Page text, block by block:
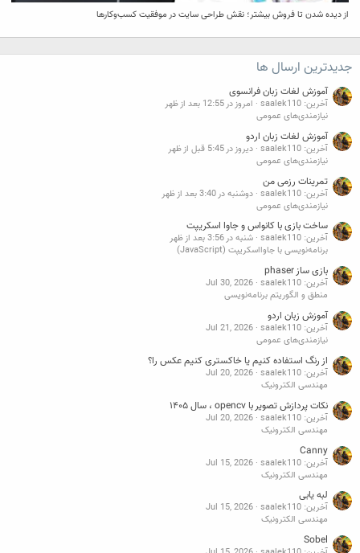
از دیده شدن تا فروش بیشتر؛ نقش طراحی سایت در موفقیت کسب‌وکارها
جدیدترین ارسال ها
آموزش لغات زبان فرانسوی
آخرین: saalek110
امروز در 12:55 بعد از ظهر
نیازمندی‌های عمومی
آموزش لغات زبان اردو
آخرین: saalek110
دیروز در 5:45 قبل از ظهر
نیازمندی‌های عمومی
تمرینات رزمی من
آخرین: saalek110
دوشنبه در 3:40 بعد از ظهر
نیازمندی‌های عمومی
ساخت بازی با کانواس و جاوا اسکریپت
آخرین: saalek110
شنبه در 3:56 بعد از ظهر
برنامه‌نویسی با جاوااسکریپت (JavaScript)
بازی ساز phaser
آخرین: saalek110
Jul 30, 2026
منطق و الگوریتم برنامه‌نویسی
آموزش زبان اردو
آخرین: saalek110
Jul 21, 2026
نیازمندی‌های عمومی
از رنگ استفاده کنیم یا خاکستری کنیم عکس را؟
آخرین: saalek110
Jul 20, 2026
مهندسی الکترونیک
نکات پردازش تصویر با opencv ، سال ۱۴۰۵
آخرین: saalek110
Jul 20, 2026
مهندسی الکترونیک
Canny
آخرین: saalek110
Jul 15, 2026
مهندسی الکترونیک
لبه یابی
آخرین: saalek110
Jul 15, 2026
مهندسی الکترونیک
Sobel